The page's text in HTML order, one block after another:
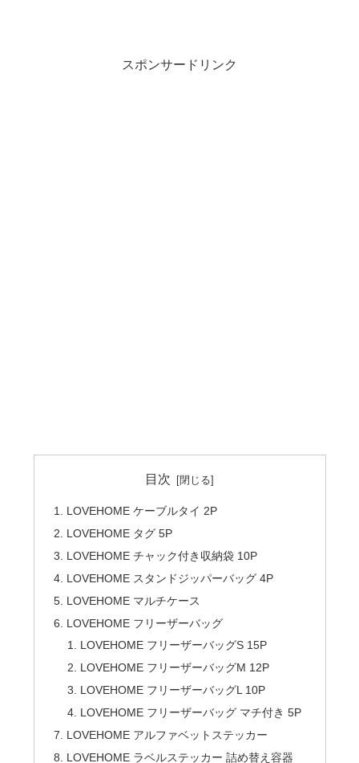
スポンサードリンク
目次
LOVEHOME ケーブルタイ 2P
LOVEHOME タグ 5P
LOVEHOME チャック付き収納袋 10P
LOVEHOME スタンドジッパーバッグ 4P
LOVEHOME マルチケース
LOVEHOME フリーザーバッグ
LOVEHOME フリーザーバッグS 15P
LOVEHOME フリーザーバッグM 12P
LOVEHOME フリーザーバッグL 10P
LOVEHOME フリーザーバッグ マチ付き 5P
LOVEHOME アルファベットステッカー
LOVEHOME ラベルステッカー 詰め替え容器